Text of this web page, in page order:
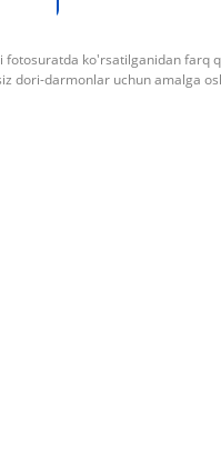
fotosuratda ko'rsatilganidan farq
dori-darmonlar uchun amalga